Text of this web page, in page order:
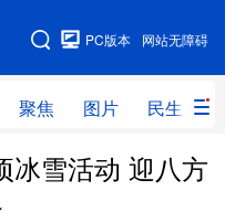
网站无障碍
PC版本
聚焦 图片 民生
社会 聚焦
冰雪活动 迎八方